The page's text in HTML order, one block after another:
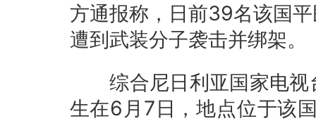
方通报称，日前39名该国
遭到武装分子袭击并绑架。
综合尼日利亚国家电视
生在6月7日，地点位于该